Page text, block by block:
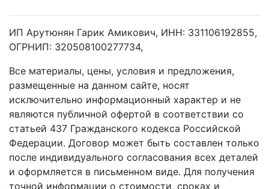
ИП Арутюнян Гарик Амикович, ИНН: 331106192855,
ОГРНИП: 320508100277734,
Все материалы, цены, условия и предложения,
размещенные на данном сайте, носят
исключительно информационный характер и не
являются публичной офертой в соответствии со
статьей 437 Гражданского кодекса Российской
Федерации. Договор может быть составлен только
после индивидуального согласования всех деталей
и оформляется в письменном виде. Для получения
точной информации о стоимости, сроках и